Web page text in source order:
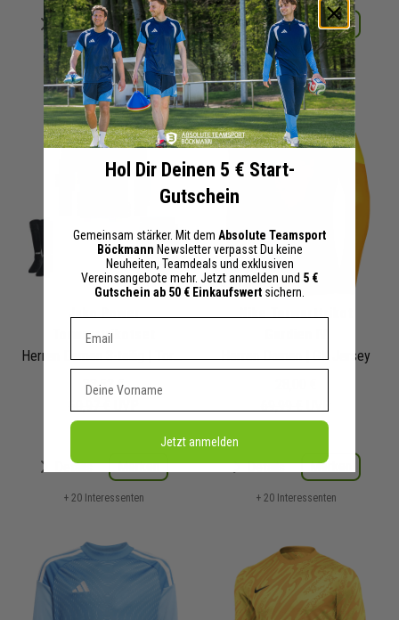
Details Merken
+ 23 Interessenten
Details Merken
+ 22 Interessenten
Jako Power
Torwarttrikotset
Herren Damen 3-teilig | Torwart Trikot Fussball Short Sockenstutzen
33,52 €
Details Merken
+ 20 Interessenten
Nike Torwarttrikot
Herren Damen | GK Jersey
Details Merken
+ 20 Interessenten
Hol Dir Deinen 5 € Start-
Gutschein
Gemeinsam stärker. Mit dem Absolute Teamsport
Böckmann Newsletter verpasst Du keine
Neuheiten, Teamdeals und exklusiven
Vereinsangebote mehr. Jetzt anmelden und 5 €
Gutschein ab 50 € Einkaufswert sichern.
Dein E-mail Adresse
Vorname
Jetzt anmelden